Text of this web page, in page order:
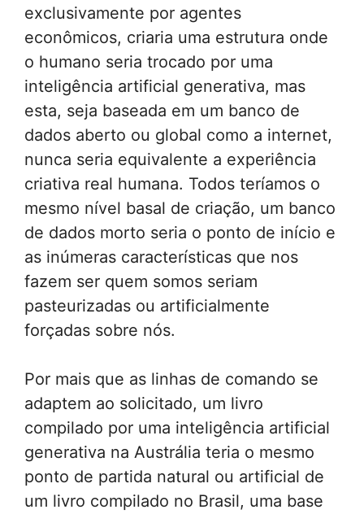
exclusivamente por agentes
econômicos, criaria uma estrutura onde
o humano seria trocado por uma
inteligência artificial generativa, mas
esta, seja baseada em um banco de
dados aberto ou global como a internet,
nunca seria equivalente a experiência
criativa real humana. Todos teríamos o
mesmo nível basal de criação, um banco
de dados morto seria o ponto de início e
as inúmeras características que nos
fazem ser quem somos seriam
pasteurizadas ou artificialmente
forçadas sobre nós.
Por mais que as linhas de comando se
adaptem ao solicitado, um livro
compilado por uma inteligência artificial
generativa na Austrália teria o mesmo
ponto de partida natural ou artificial de
um livro compilado no Brasil, uma base